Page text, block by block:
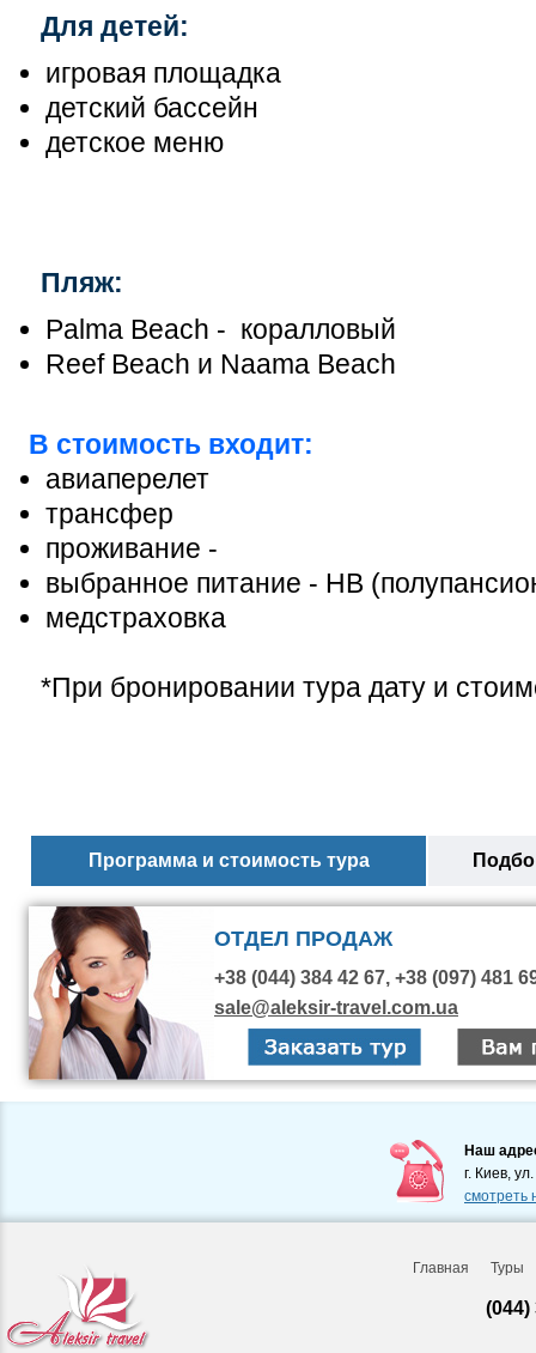
Для детей:
игровая площадка
детский бассейн
детское меню
Пляж:
Palma Beach - коралловый
Reef Beach и Naama Beach
В стоимость входит:
авиаперелет
трансфер
проживание -
выбранное питание - НВ
медстраховка
*При бронировании тура дату и
Программа и стоимость тура
ОТДЕЛ ПРОДАЖ
+38 (044) 384 42 67, +38 (097) 481
sale@aleksir-travel.com.ua
Наш
г. Киев,
смотреть
Главная Туры
(044)